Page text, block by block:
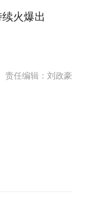
火爆出
责任编辑：刘政豪